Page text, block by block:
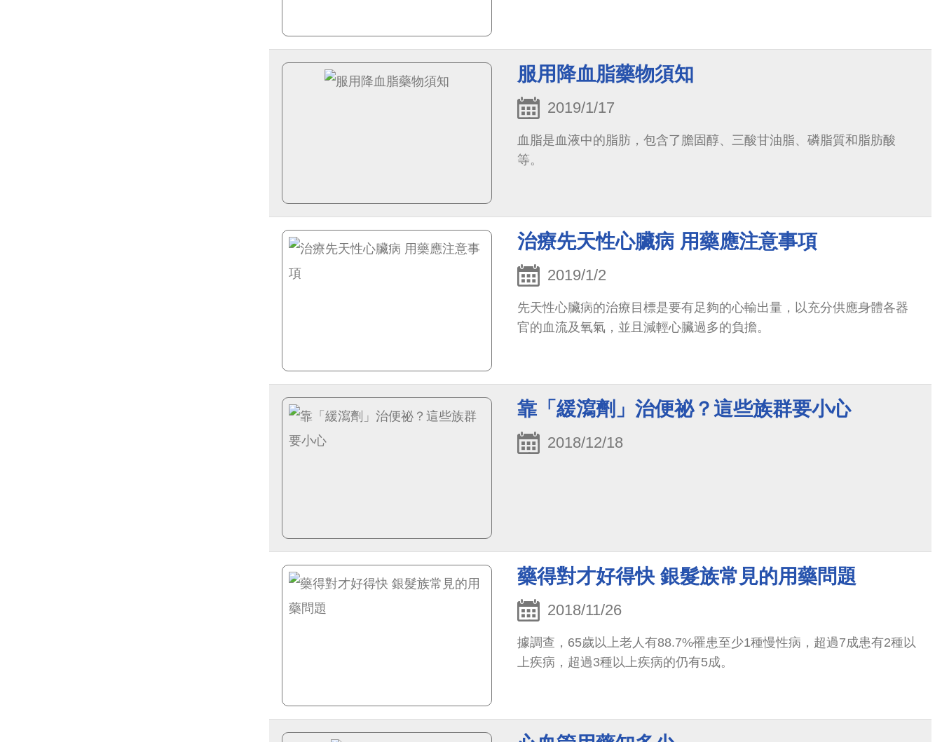
服用降血脂藥物須知
2019/1/17
血脂是血液中的脂肪，包含了膽固醇、三酸甘油脂、磷脂質和脂肪酸
等。
治療先天性心臟病 用藥應注意事項
2019/1/2
先天性心臟病的治療目標是要有足夠的心輸出量，以充分供應身體各器
官的血流及氧氣，並且減輕心臟過多的負擔。
靠「緩瀉劑」治便祕？這些族群要小心
2018/12/18
藥得對才好得快 銀髮族常見的用藥問題
2018/11/26
據調查，65歲以上老人有88.7%罹患至少1種慢性病，超過7成患有2種以
上疾病，超過3種以上疾病的仍有5成。